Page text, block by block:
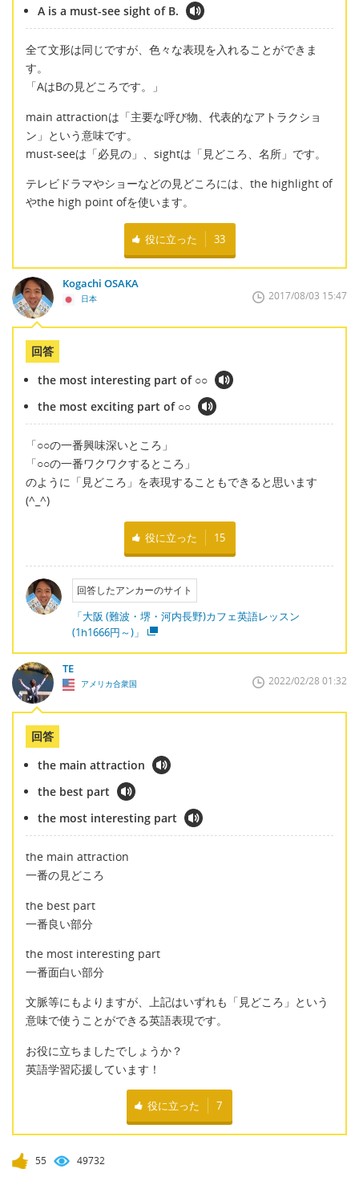
A is a must-see sight of B.
全て文形は同じですが、色々な表現を入れることができま
す。
「AはBの見どころです。」
main attractionは「主要な呼び物、代表的なアトラクショ
ン」という意味です。
must-seeは「必見の」、sightは「見どころ、名所」です。
テレビドラマやショーなどの見どころには、the highlight of
やthe high point ofを使います。
役に立った 33
Kogachi OSAKA
日本 2017/08/03 15:47
回答
the most interesting part of ○○
the most exciting part of ○○
「○○の一番興味深いところ」
「○○の一番ワクワクするところ」
のように「見どころ」を表現することもできると思います
(^_^)
役に立った 15
回答したアンカーのサイト
「大阪 (難波・堺・河内長野)カフェ英語レッスン
(1h1666円～)」
TE
アメリカ合衆国 2022/02/28 01:32
回答
the main attraction
the best part
the most interesting part
the main attraction
一番の見どころ
the best part
一番良い部分
the most interesting part
一番面白い部分
文脈等にもよりますが、上記はいずれも「見どころ」という
意味で使うことができる英語表現です。
お役に立ちましたでしょうか？
英語学習応援しています！
役に立った 7
55 49732